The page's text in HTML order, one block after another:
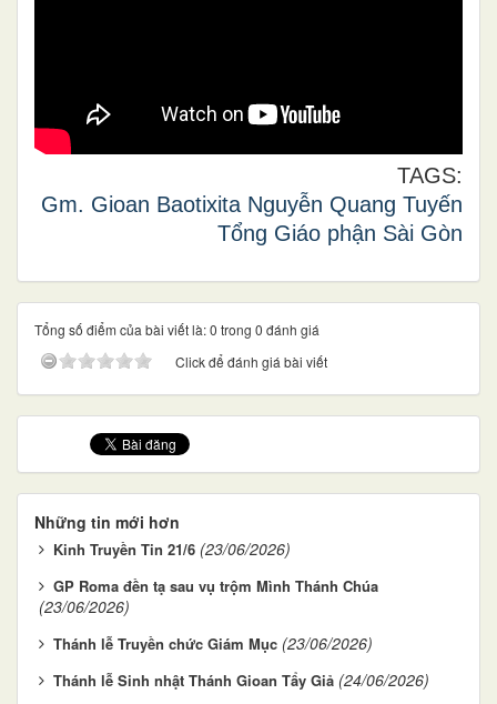
TAGS:
Gm. Gioan Baotixita Nguyễn Quang Tuyến
Tổng Giáo phận Sài Gòn
Tổng số điểm của bài viết là: 0 trong 0 đánh giá
Click để đánh giá bài viết
Những tin mới hơn
Kinh Truyền Tin 21/6 (23/06/2026)
GP Roma đền tạ sau vụ trộm Mình Thánh Chúa
(23/06/2026)
Thánh lễ Truyền chức Giám Mục (23/06/2026)
Thánh lễ Sinh nhật Thánh Gioan Tẩy Giả (24/06/2026)